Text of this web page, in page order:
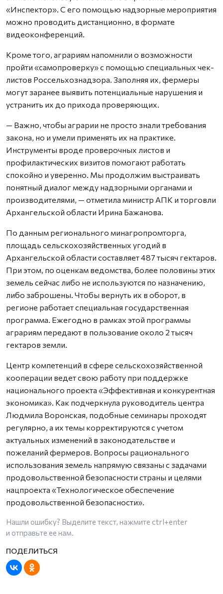
«Инспектор». С его помощью надзорные мероприятия
можно проводить дистанционно, в формате
видеоконференций.
Кроме того, аграриям напомнили о возможности
пройти «самопроверку» с помощью специальных чек-
листов Россельхознадзора. Заполняя их, фермеры
могут заранее выявить потенциальные нарушения и
устранить их до прихода проверяющих.
— Важно, чтобы аграрии не просто знали требования
закона, но и умели применять их на практике.
Инструменты вроде проверочных листов и
профилактических визитов помогают работать
спокойно и уверенно. Мы продолжим выстраивать
понятный диалог между надзорными органами и
производителями, — отметила министр АПК и торговли
Архангельской области Ирина Бажанова.
По данным регионального минагропромторга,
площадь сельскохозяйственных угодий в
Архангельской области составляет 487 тысяч гектаров.
При этом, по оценкам ведомства, более половины этих
земель сейчас либо не используются по назначению,
либо заброшены. Чтобы вернуть их в оборот, в
регионе работает специальная государственная
программа. Ежегодно в рамках этой программы
аграриям передают в пользование около 2 тысяч
гектаров земли.
Центр компетенций в сфере сельскохозяйственной
кооперации ведет свою работу при поддержке
национального проекта «Эффективная и конкурентная
экономика». Как подчеркнула руководитель центра
Людмила Воронская, подобные семинары проходят
регулярно, а их темы корректируются с учетом
актуальных изменений в законодательстве и
пожеланий фермеров. Вопросы рационального
использования земель напрямую связаны с задачами
продовольственной безопасности страны и целями
нацпроекта «Технологическое обеспечение
продовольственной безопасности».
Нашли ошибку? Выделите текст, нажмите ctrl+enter
и отправьте ее нам.